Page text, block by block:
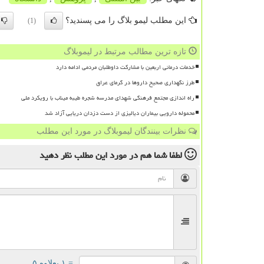
این مطلب لیمو بلاگ را می پسندید؟ (1)
تازه ترین مطالب مرتبط در لیموبلاگ
خدمات درمانی اربعین با مشارکت داوطلبان مردمی ادامه دارد
طرز نگهداری صحیح داروها در گرمای عراق
راه اندازی مجتمع فرهنگی شهدای مدرسه شجره طیبه میناب با رویکرد ملی
محموله دارویی بیماران دیالیزی از دست دزدان دریایی آزاد شد
نظرات بینندگان لیموبلاگ در مورد این مطلب
لطفا شما همدر مورد این مطلبنظر دهید